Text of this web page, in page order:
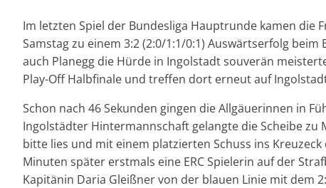
Im letzten Spiel der Bundesliga Hauptrunde kamen die
Samstag zu einem 3:2 (2:0/1:1/0:1) Auswärtserfolg beim
auch Planegg die Hürde in Ingolstadt souverän
Play-Off Halbfinale und treffen dort erneut auf
Schon nach 46 Sekunden gingen die Allgäuerinnen in
Ingolstädter Hintermannschaft gelangte die Scheibe zu
bitte lies und mit einem platzierten Schuss ins
Minuten später erstmals eine ERC Spielerin auf der
Kapitänin Daria Gleißner von der blauen Linie mit dem